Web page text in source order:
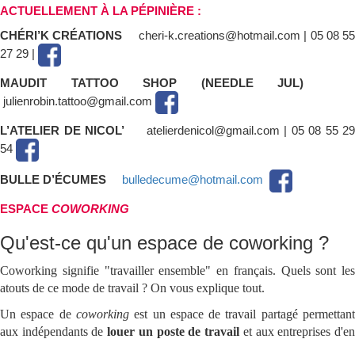
ACTUELLEMENT À LA PÉPINIÈRE :
CHÉRI’K CRÉATIONS cheri-k.creations@hotmail.com | 05 08 55
27 29 |
MAUDIT TATTOO SHOP (NEEDLE JUL)
julienrobin.tattoo@gmail.com
L’ATELIER DE NICOL’
atelierdenicol@gmail.com | 05 08 55 29
54
BULLE D’ÉCUMES bulledecume@hotmail.com
ESPACE COWORKING
Qu'est-ce qu'un espace de coworking ?
Coworking signifie "travailler ensemble" en français. Quels sont les
atouts de ce mode de travail ? On vous explique tout.
Un espace de coworkingest un espace de travail partagé permettant
aux indépendants de louer un poste de travail et aux entreprises d'en